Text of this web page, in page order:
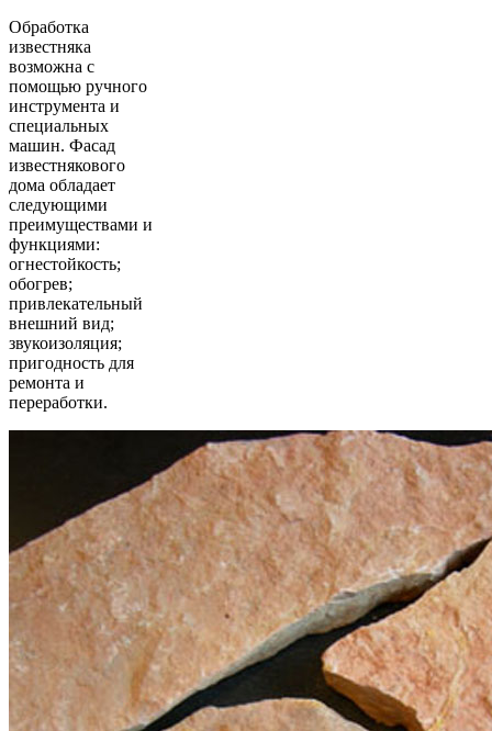
Обработка
известняка
возможна с
помощью ручного
инструмента и
специальных
машин. Фасад
известнякового
дома обладает
следующими
преимуществами и
функциями:
огнестойкость;
обогрев;
привлекательный
внешний вид;
звукоизоляция;
пригодность для
ремонта и
переработки.